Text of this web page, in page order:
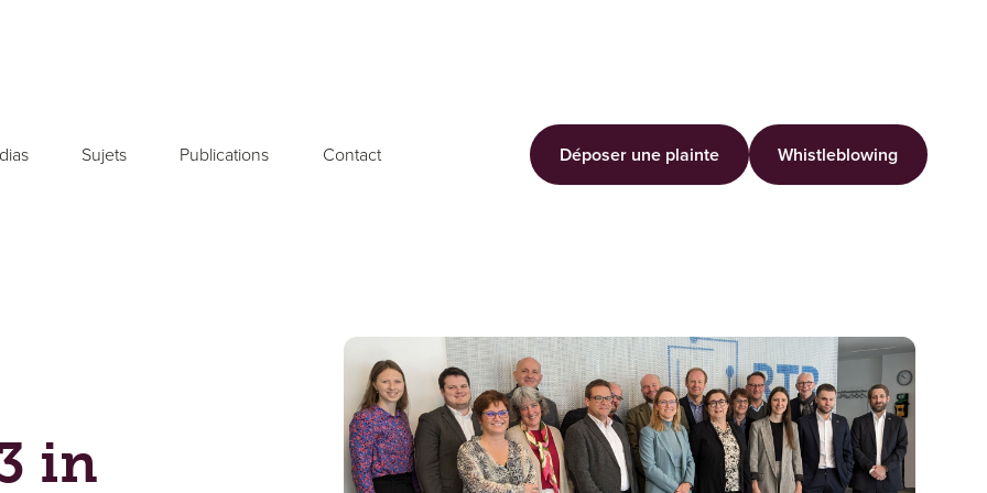
Sujets Publications Contact Déposer une plainte Whistleblowing
in